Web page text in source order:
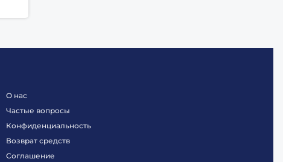
О нас
Частые вопросы
Конфиденциальность
Возврат средств
Соглашение